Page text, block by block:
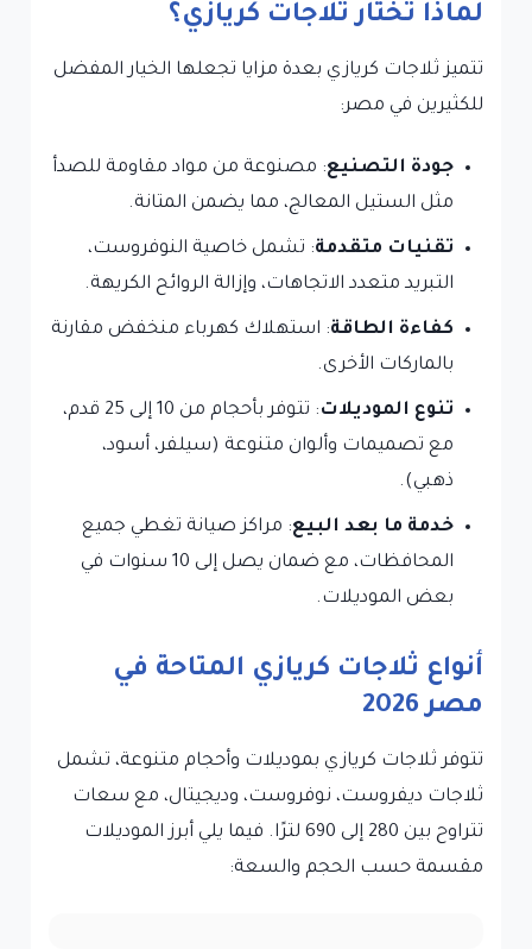
لماذا تختار ثلاجات كريازي؟
تتميز ثلاجات كريازي بعدة مزايا تجعلها الخيار المفضل
للكثيرين في مصر:
جودة التصنيع: مصنوعة من مواد مقاومة للصدأ
مثل الستيل المعالج، مما يضمن المتانة.
تقنيات متقدمة: تشمل خاصية النوفروست،
التبريد متعدد الاتجاهات، وإزالة الروائح الكريهة.
كفاءة الطاقة: استهلاك كهرباء منخفض مقارنة
بالماركات الأخرى.
تنوع الموديلات
: تتوفر بأحجام من 10 إلى 25 قدم،
مع تصميمات وألوان متنوعة (سيلفر، أسود،
ذهبي).
خدمة ما بعد البيع: مراكز صيانة تغطي جميع
المحافظات، مع ضمان يصل إلى 10 سنوات في
بعض الموديلات.
أنواع ثلاجات كريازي المتاحة في
مصر 2026
تتوفر ثلاجات كريازي بموديلات وأحجام متنوعة، تشمل
ثلاجات ديفروست، نوفروست، وديجيتال، مع سعات
تتراوح بين 280 إلى 690 لترًا. فيما يلي أبرز الموديلات
مقسمة حسب الحجم والسعة: